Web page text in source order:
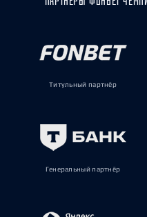
Титульный партнёр
Генеральный партнёр